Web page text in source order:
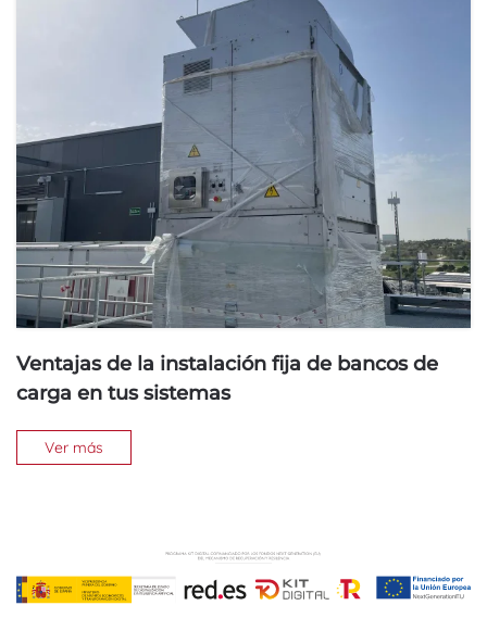
Ventajas de la instalación fija de bancos de
carga en tus sistemas
Ver más